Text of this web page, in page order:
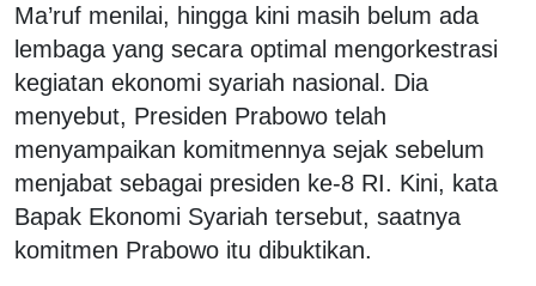
Ma’ruf menilai, hingga kini masih belum ada
lembaga yang secara optimal mengorkestrasi
kegiatan ekonomi syariah nasional. Dia
menyebut, Presiden Prabowo telah
menyampaikan komitmennya sejak sebelum
menjabat sebagai presiden ke-8 RI. Kini, kata
Bapak Ekonomi Syariah tersebut, saatnya
komitmen Prabowo itu dibuktikan.